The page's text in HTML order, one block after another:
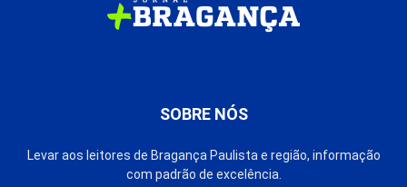
SOBRE NÓS
Levar aos leitores de Bragança Paulista e região, informação
com padrão de excelência.